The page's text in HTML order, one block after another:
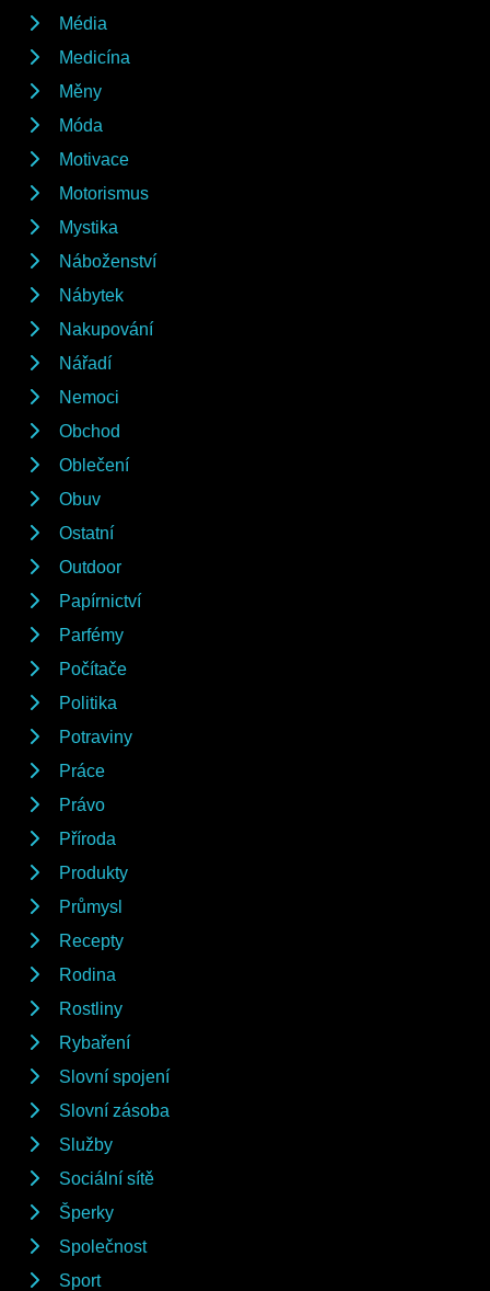
Média
Medicína
Měny
Móda
Motivace
Motorismus
Mystika
Náboženství
Nábytek
Nakupování
Nářadí
Nemoci
Obchod
Oblečení
Obuv
Ostatní
Outdoor
Papírnictví
Parfémy
Počítače
Politika
Potraviny
Práce
Právo
Příroda
Produkty
Průmysl
Recepty
Rodina
Rostliny
Rybaření
Slovní spojení
Slovní zásoba
Služby
Sociální sítě
Šperky
Společnost
Sport